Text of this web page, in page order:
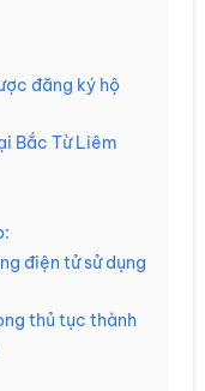
đăng ký hộ
Bắc Từ Liêm
điện tử sử dụng
thủ tục thành